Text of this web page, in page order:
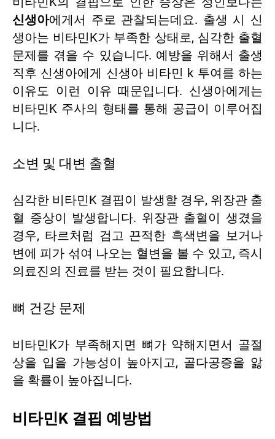
신생아에게서 주로 관찰되는데요. 출생 시 신
생아는 비타민K가 부족한 상태로, 심각한 출혈
문제를 겪을 수 있습니다. 예방을 위해서 출생
직후 신생아에게 신생아 비타민 k 투여를 하는
이유도 이런 이유 때문입니다. 신생아에게는
비타민K 주사의 형태를 통해 공급이 이루어집
니다.
소변 및 대변 출혈
심각한 비타민K 결핍이 발생할 경우, 위장관 출
혈 증상이 발생합니다. 위장관 출혈이 생겼을
경우, 타르처럼 검고 끈적한 흑색변을 보거나
변에 피가 섞여 나오는 혈변을 볼 수 있고, 즉시
의료진의 진료를 받는 것이 필요합니다.
뼈 건강 문제
비타민K가 부족해지면 뼈가 약해지면서 골절
상을 입을 가능성이 높아지고, 골다공증을 앓
을 확률이 높아집니다.
비타민K 결핍 예방법